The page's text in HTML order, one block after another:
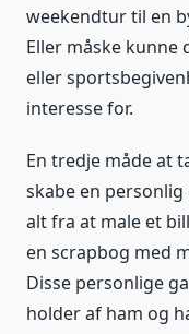
weekendtur til en
Eller måske
eller
interesse for.
En tredje måde at
skabe en
alt fra at male et
en scrapbog med
Disse personlige
holder af ham og